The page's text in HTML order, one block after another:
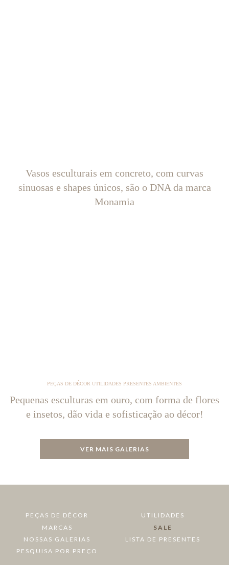
Vasos esculturais em concreto, com curvas
sinuosas e shapes únicos, são o DNA da marca
Monamia
PEÇAS DE DÉCOR UTILIDADES PRESENTES AMBIENTES
Pequenas esculturas em ouro, com forma de flores
e insetos, dão vida e sofisticação ao décor!
VER MAIS GALERIAS
PEÇAS DE DÉCOR
UTILIDADES
MARCAS
SALE
NOSSAS GALERIAS
LISTA DE PRESENTES
PESQUISA POR PREÇO